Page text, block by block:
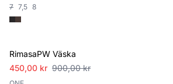
7 7,5 8
RimasaPW Väska
450,00 kr 900,00 kr